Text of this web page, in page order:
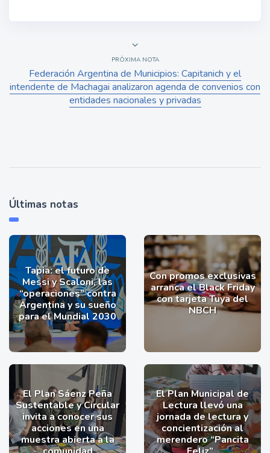
PRÓXIMA NOTA
Federación Argentina de Municipios: Capitanich y el
intendente de Machagai analizaron agenda de convenios con
entidades nacionales y privadas
Últimas notas
Tapia: el futuro de
Messi y Scaloni, las
“operaciones” contra
Argentina y su sueño
para el Mundial 2030
Con promos exclusivas
arranca el Black Friday
con tarjeta Tuya del
NBCH
El Plan Sáenz Peña
Sustentable y Circular
invita a conocer sus
acciones en una
muestra abierta a la
El Plan Municipal de
Lectura llevó una
jornada de lectura y
concientización al
merendero “Pancita